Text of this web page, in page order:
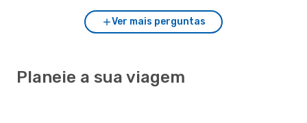
Ver mais perguntas
Planeie a sua viagem